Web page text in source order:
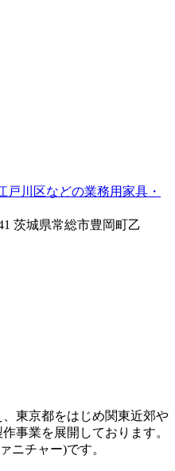
東京都をはじめ関東近郊や
事業を展開しております。
ニチャー)です。